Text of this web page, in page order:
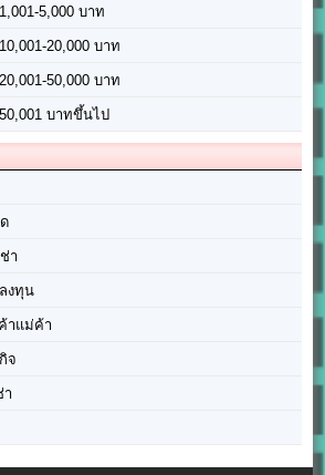
5,000 บาท
20,000 บาท
50,000 บาท
บาทขึ้นไป
า
งทุน
าแม่ค้า
จ
า